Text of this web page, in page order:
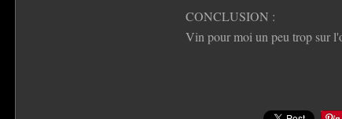
CONCLUSION :
Vin pour moi un peu trop sur